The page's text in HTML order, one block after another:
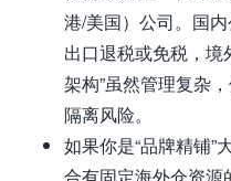
港/美国）公司。国
出口退税或免税，境
架构”虽然管理复杂
隔离风险。
如果你是“品牌精铺”